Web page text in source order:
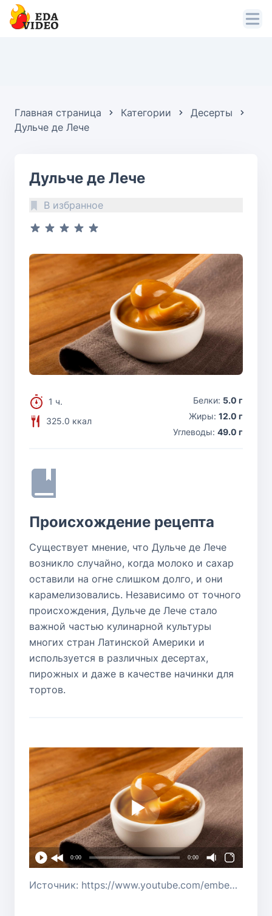
Главная страница Категории
Десерты
Дульче де Лече
Дульче де Лече
В избранное
1 ч.
325.0 ккал
Белки: 5.0 г
Жиры: 12.0 г
Углеводы: 49.0 г
Происхождение рецепта
Существует мнение, что Дульче де Лече
возникло случайно, когда молоко и сахар
оставили на огне слишком долго, и они
карамелизовались. Независимо от точного
происхождения, Дульче де Лече стало
важной частью кулинарной культуры
многих стран Латинской Америки и
используется в различных десертах,
пирожных и даже в качестве начинки для
тортов.
0:00 0:00
Источник: https://www.youtube.com/embed/FPulikJJbY4?si=KbLJLdGvQ0fbFFj5